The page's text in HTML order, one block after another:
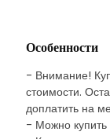
Особенности
- Внимание!
стоимости.
доплатить на
- Можно купить